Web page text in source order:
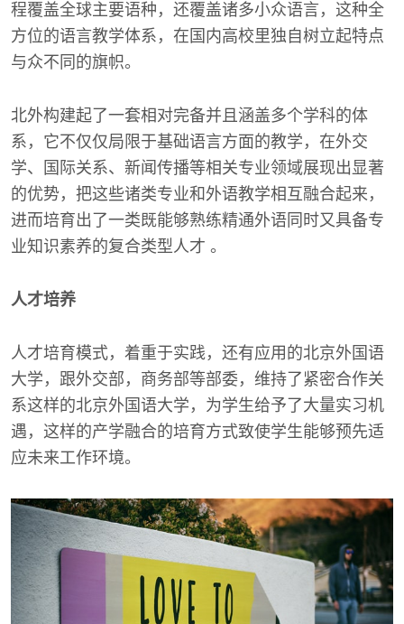
程覆盖全球主要语种，还覆盖诸多小众语言，这种全
方位的语言教学体系，在国内高校里独自树立起特点
与众不同的旗帜。
北外构建起了一套相对完备并且涵盖多个学科的体
系，它不仅仅局限于基础语言方面的教学，在外交
学、国际关系、新闻传播等相关专业领域展现出显著
的优势，把这些诸类专业和外语教学相互融合起来，
进而培育出了一类既能够熟练精通外语同时又具备专
业知识素养的复合类型人才 。
人才培养
人才培育模式，着重于实践，还有应用的北京外国语
大学，跟外交部，商务部等部委，维持了紧密合作关
系这样的北京外国语大学，为学生给予了大量实习机
遇，这样的产学融合的培育方式致使学生能够预先适
应未来工作环境。